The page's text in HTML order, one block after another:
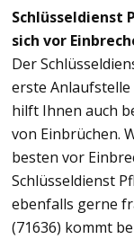
Schlüsseldienst
sich vor
Der
erste
hilft Ihnen auch
von Einbrüchen.
besten vor
Schlüsseldienst
ebenfalls gerne
(71636) kommt